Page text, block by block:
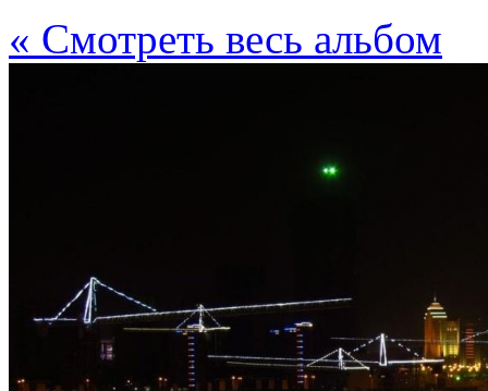
« Cмотреть весь альбом